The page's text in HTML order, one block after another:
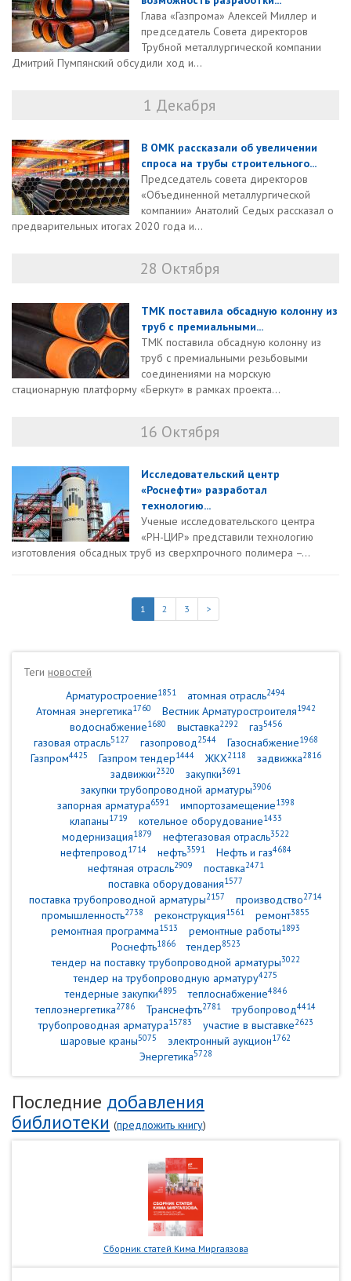
Глава «Газпрома» Алексей Миллер и
председатель Совета директоров
Трубной металлургической компании
Дмитрий Пумпянский обсудили ход и...
1 Декабря
В ОМК рассказали об увеличении
спроса на трубы строительного...
Председатель совета директоров
«Объединенной металлургической
компании» Анатолий Седых рассказал о
предварительных итогах 2020 года и...
28 Октября
ТМК поставила обсадную колонну из
труб с премиальными...
ТМК поставила обсадную колонну из
труб с премиальными резьбовыми
соединениями на морскую
стационарную платформу «Беркут» в рамках проекта...
16 Октября
Исследовательский центр
«Роснефти» разработал
технологию...
Ученые исследовательского центра
«РН-ЦИР» представили технологию
изготовления обсадных труб из сверхпрочного полимера –...
1 2 3 >
Теги новостей
Арматуростроение1851 атомная отрасль2494
Атомная энергетика1760 Вестник Арматуростроителя1942
водоснабжение1680 выставка2292 газ5456
газовая отрасль5127 газопровод2544 Газоснабжение1968
Газпром4425 Газпром тендер1444 ЖКХ2118 задвижка2816
задвижки2320 закупки3691
закупки трубопроводной арматуры3906
запорная арматура6591 импортозамещение1398
клапаны1719 котельное оборудование1433
модернизация1879 нефтегазовая отрасль3522
нефтепровод1714 нефть3591 Нефть и газ4684
нефтяная отрасль2909 поставка2471
поставка оборудования1577
поставка трубопроводной арматуры2157 производство2714
промышленность2738 реконструкция1561 ремонт3855
ремонтная программа1513 ремонтные работы1893
Роснефть1866 тендер8523
тендер на поставку трубопроводной арматуры3022
тендер на трубопроводную арматуру4275
тендерные закупки4895 теплоснабжение4846
теплоэнергетика2786 Транснефть2781 трубопровод4414
трубопроводная арматура15783 участие в выставке2623
шаровые краны5075 электронный аукцион1762
Энергетика5728
Последние добавления
библиотеки (предложить книгу)
Сборник статей Кима Миргаязова